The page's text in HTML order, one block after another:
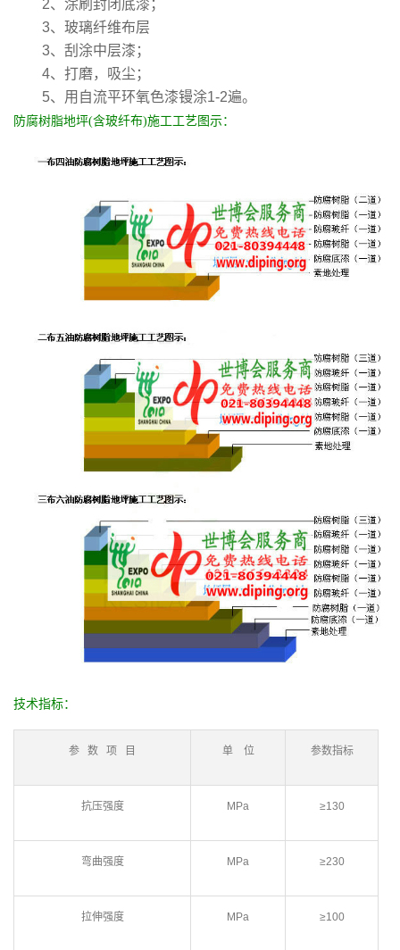
2、涂刷封闭底漆；
3、玻璃纤维布层
3、刮涂中层漆；
4、打磨，吸尘；
5、用自流平环氧色漆镘涂1-2遍。
防腐树脂地坪(含玻纤布)施工工艺图示：
技术指标：
参 数 项 目 单 位 参数指标
抗压强度 MPa ≥130
弯曲强度 MPa ≥230
拉伸强度 MPa ≥100